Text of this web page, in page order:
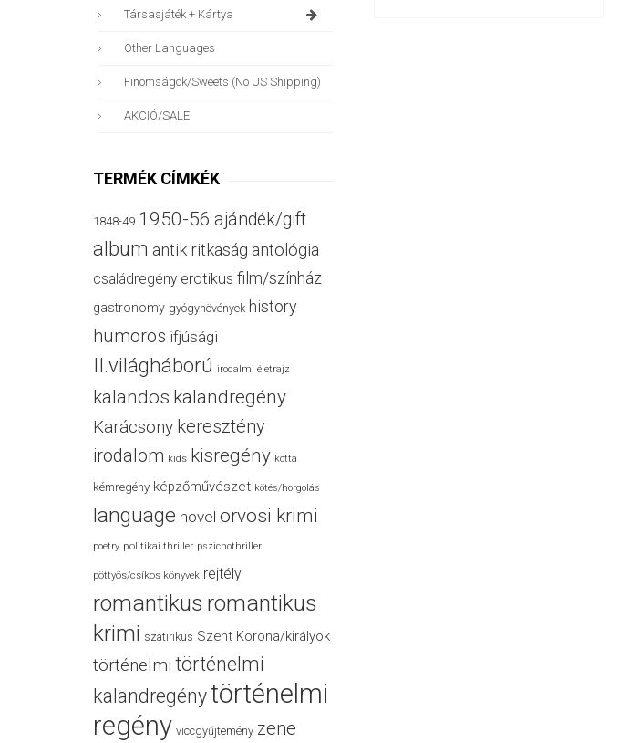
Társasjáték + Kártya
Other Languages
Finomságok/sweets (no US Shipping)
AKCIÓ/SALE
TERMÉK CÍMKÉK
1848-49 1950-56 ajándék/gift
album antik ritkaság antológia
családregény erotikus film/színház
gastronomy gyógynövények history
humoros ifjúsági
II.világháború irodalmi életrajz
kalandos kalandregény
Karácsony keresztény
irodalom kids kisregény kotta
kémregény képzőművészet kötés/horgolás
language novel orvosi krimi
poetry politikai thriller pszichothriller
pöttyös/csíkos könyvek rejtély
romantikus romantikus
krimi szatirikus Szent Korona/királyok
történelmi történelmi
kalandregénytörténelmi
regény viccgyűjtemény zene